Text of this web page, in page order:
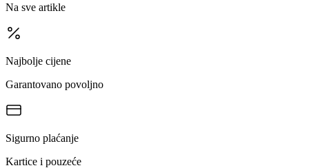
Na sve artikle
Najbolje cijene
Garantovano povoljno
Sigurno plaćanje
Kartice i pouzeće